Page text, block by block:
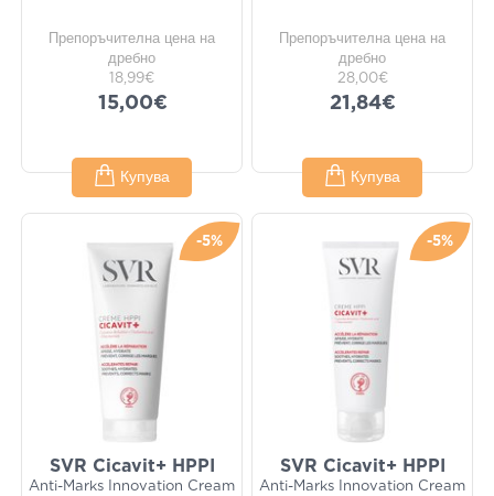
Препоръчителна цена на
дребно
18,99€
15,00€
Купува
Препоръчителна цена на
дребно
28,00€
21,84€
Купува
-5%
SVR Cicavit+ HPPI
Anti-Marks Innovation Cream
-5%
SVR Cicavit+ HPPI
Anti-Marks Innovation Cream